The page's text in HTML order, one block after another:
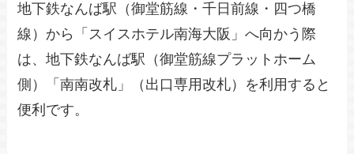
地下鉄なんば駅（御堂筋線・千日前線・四つ橋
線）から「スイスホテル南海大阪」へ向かう際
は、地下鉄なんば駅（御堂筋線プラットホーム
側）「南南改札」（出口専用改札）を利用すると
便利です。